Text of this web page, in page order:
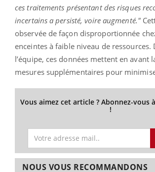
ces traitements présentant des risques
incertains a persisté, voire augmenté."
observée de façon disproportionnée
enceintes à faible niveau de ressources.
l’équipe, ces données mettent en avant
mesures supplémentaires pour
Vous aimez cet article ? Abonnez-vous
!
NOUS VOUS RECOMMANDONS